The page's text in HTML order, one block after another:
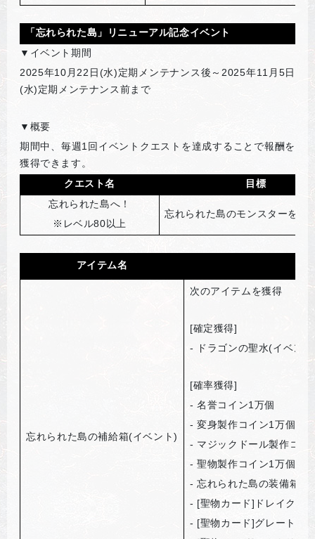
「忘れられた島」リニューアル記念イベント
▼イベント期間
2025年10月22日(水)定期メンテナンス後～2025年11月5日
(水)定期メンテナンス前まで
▼概要
期間中、毎週1回イベントクエストを達成することで報酬を
獲得できます。
クエスト名
目標
忘れられた島へ！
※レベル80以上
忘れられた島のモンスターを
アイテム名
忘れられた島の補給箱(イベント)
次のアイテムを獲得
[確定獲得]
-
ドラゴンの聖水(イベン
[確率獲得]
-名誉コイン1万個
-変身製作コイン1万個
- マジックドール製作コイ
-聖物製作コイン1万個
-忘れられた島の装備箱(
- [聖物カード]ドレイクキ
- [聖物カード]グレートミ